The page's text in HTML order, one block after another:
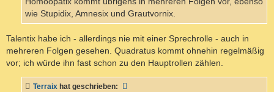
wie Stupidix, Amnesix und Grautvornix.
Talentix habe ich - allerdings nie mit einer Sprechrolle - auch in
mehreren Folgen gesehen. Quadratus kommt ohnehin regelmäßig
vor; ich würde ihn fast schon zu den Hauptrollen zählen.
Terraix hat geschrieben: